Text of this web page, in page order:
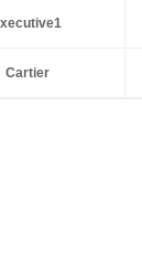
Cartier